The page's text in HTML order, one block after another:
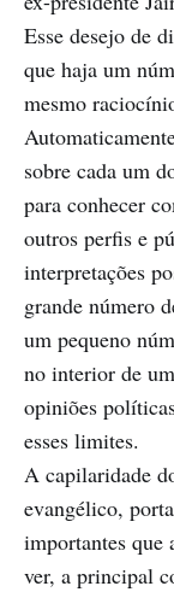
Esse desejo de
que haja um
mesmo
sobre cada um
para conhecer
outros perfis e
interpretações
grande número
um pequeno
no interior de
opiniões
esses limites.
A capilaridade
evangélico,
importantes que
ver, a principal